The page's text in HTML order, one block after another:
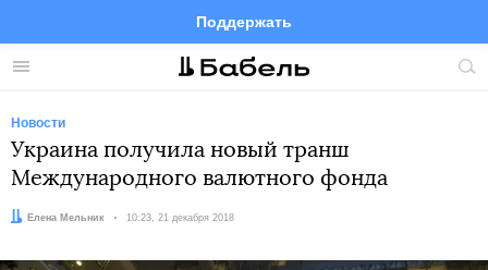
Меню
Поддержать
FacebookTelegramTwitter
Новости
Украина получила новый транш
Международного валютного фонда
Автор:Елена Мельник Дата:
10:23, 21 декабря 2018